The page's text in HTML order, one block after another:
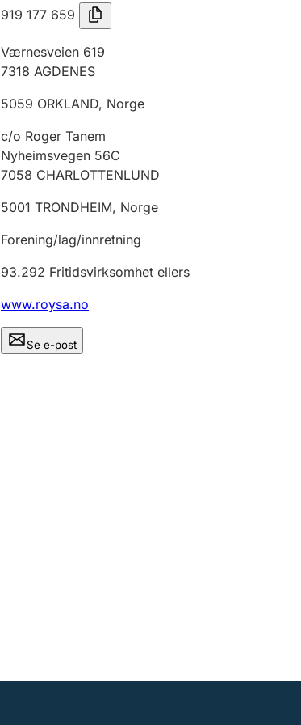
919 177 659
Værnesveien 619
7318 AGDENES
5059 ORKLAND, Norge
c/o Roger Tanem
Nyheimsvegen 56C
7058 CHARLOTTENLUND
5001 TRONDHEIM, Norge
Forening/lag/innretning
93.292 Fritidsvirksomhet ellers
www.roysa.no
Se e-post